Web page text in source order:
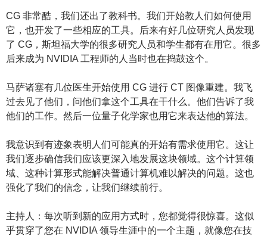
CG 非常酷，我们还出了教科书。我们开始教人们如何使用
它，也开发了一些相应的工具。后来有好几位研究人员发现
了 CG，斯坦福大学的很多研究人员和学生都有在用它。很多
后来成为 NVIDIA 工程师的人当时也在捣鼓这个。
马萨诸塞有几位医生开始使用 CG 进行 CT 图像重建。我飞
过去见了他们，问他们拿这个工具在干什么。他们告诉了我
他们的工作。然后一位量子化学家也用它来表达他的算法。
我意识到有迹象表明人们可能真的开始有需求使用它。这让
我们逐步确信我们应该更深入地发展这块领域。这个计算领
域、这种计算形式能解决普通计算机难以解决的问题。这也
强化了我们的信念，让我们继续前行。
主持人：每次听到新的应用方式时，您都觉得很惊喜。这似
乎贯穿了您在 NVIDIA 领导生涯中的一个主题，就像您在技